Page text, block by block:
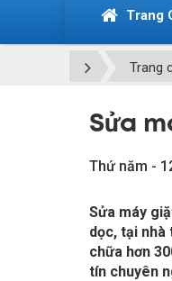
Trang
Trang
Sửa
Thứ năm -
Sửa máy
dọc, tại nhà
chữa hơn
tín chuyên